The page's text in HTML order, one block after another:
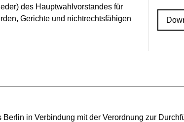
des Hauptwahlvorstandes für
Gerichte und nichtrechtsfähigen
in Verbindung mit der Verordnung zur